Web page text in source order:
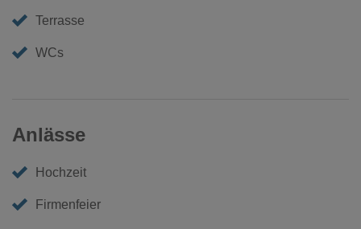
Terrasse
WCs
Anlässe
Hochzeit
Firmenfeier